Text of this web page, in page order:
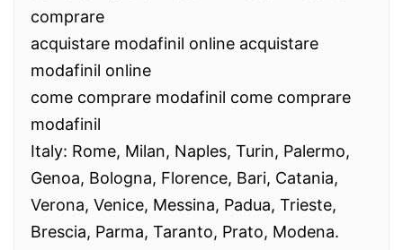
comprare
acquistare modafinil online acquistare
modafinil online
come comprare modafinil come comprare
modafinil
Italy: Rome, Milan, Naples, Turin, Palermo,
Genoa, Bologna, Florence, Bari, Catania,
Verona, Venice, Messina, Padua, Trieste,
Brescia, Parma, Taranto, Prato, Modena.